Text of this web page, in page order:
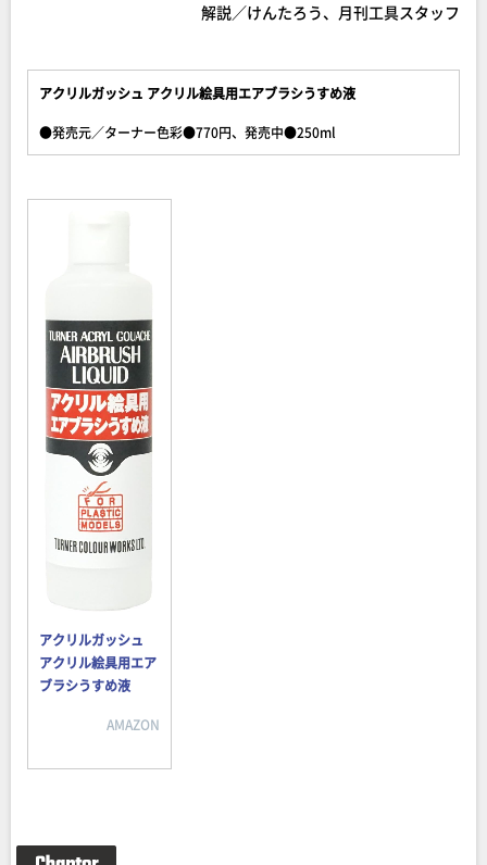
解説／けんたろう、月刊工具スタッフ
アクリルガッシュ アクリル絵具用エアブラシうすめ液
●発売元／ターナー色彩●770円、発売中●250ml
アクリルガッシュ
アクリル絵具用エア
ブラシうすめ液
AMAZON